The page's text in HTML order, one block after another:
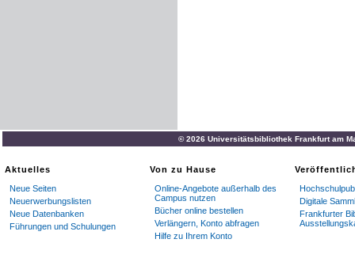
© 2026 Universitätsbibliothek Frankfurt am
Aktuelles
Neue Seiten
Neuerwerbungslisten
Neue Datenbanken
Führungen und Schulungen
Von zu Hause
Online-Angebote außerhalb des
Campus nutzen
Bücher online bestellen
Verlängern, Konto abfragen
Hilfe zu Ihrem Konto
Digitale
Frankfurter